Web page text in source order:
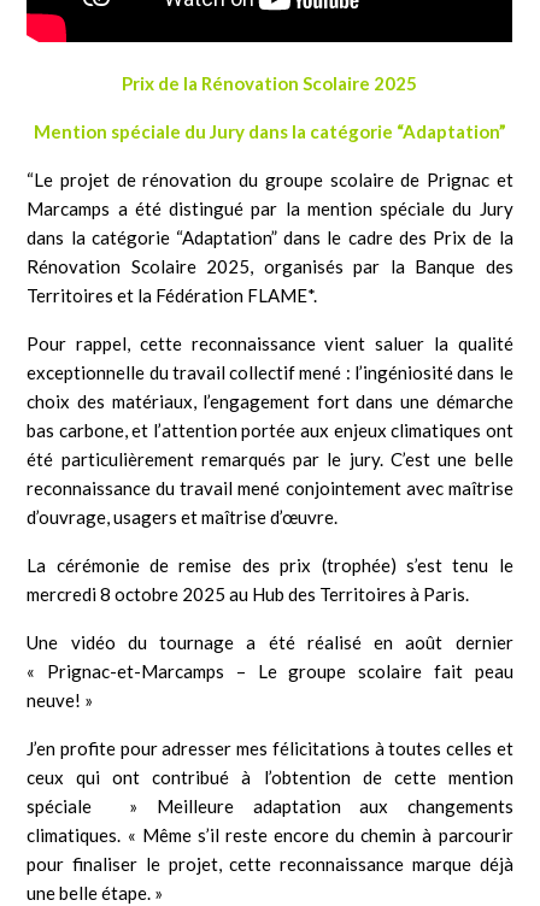
Prix de la Rénovation Scolaire 2025
Mention spéciale du Jury dans la catégorie “Adaptation”
“Le projet de rénovation du groupe scolaire de Prignac et
Marcamps a été distingué par la mention spéciale du Jury
dans la catégorie “Adaptation” dans le cadre des Prix de la
Rénovation Scolaire 2025, organisés par la Banque des
Territoires et la Fédération FLAME*.
Pour rappel, cette reconnaissance vient saluer la qualité
exceptionnelle du travail collectif mené : l’ingéniosité dans le
choix des matériaux, l’engagement fort dans une démarche
bas carbone, et l’attention portée aux enjeux climatiques ont
été particulièrement remarqués par le jury. C’est une belle
reconnaissance du travail mené conjointement avec maîtrise
d’ouvrage, usagers et maîtrise d’œuvre.
La cérémonie de remise des prix (trophée) s’est tenu le
mercredi 8 octobre 2025 au Hub des Territoires à Paris.
Une vidéo du tournage a été réalisé en août dernier
« Prignac-et-Marcamps – Le groupe scolaire fait peau
neuve! »
J’en profite pour adresser mes félicitations à toutes celles et
ceux qui ont contribué à l’obtention de cette mention
spéciale » Meilleure adaptation aux changements
climatiques. « Même s’il reste encore du chemin à parcourir
pour finaliser le projet, cette reconnaissance marque déjà
une belle étape. »